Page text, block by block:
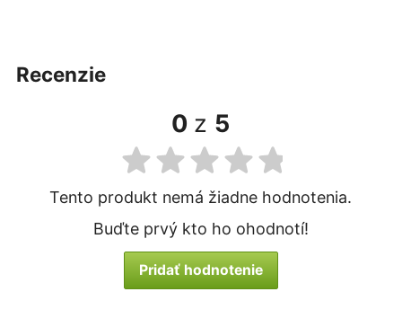
recenzie
0 z 5
Tento produkt nemá žiadne hodnotenia.
Buďte prvý kto ho ohodnotí!
Pridať hodnotenie